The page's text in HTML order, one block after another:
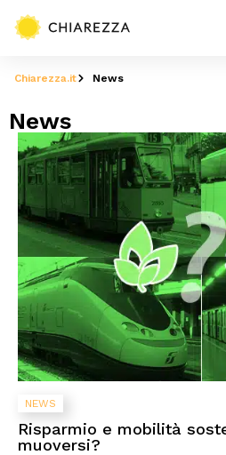
Chiarezza.it News
News
NEWS
Risparmio e mobilità
muoversi?